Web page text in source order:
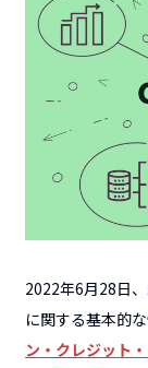
2022年6月28日
に関する基本的
ン・クレジット